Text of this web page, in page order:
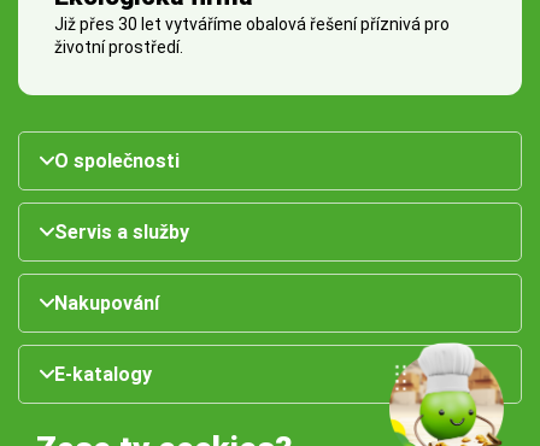
Již přes 30 let vytváříme obalová řešení příznivá pro
životní prostředí.
O společnosti
Servis a služby
Nakupování
E-katalogy